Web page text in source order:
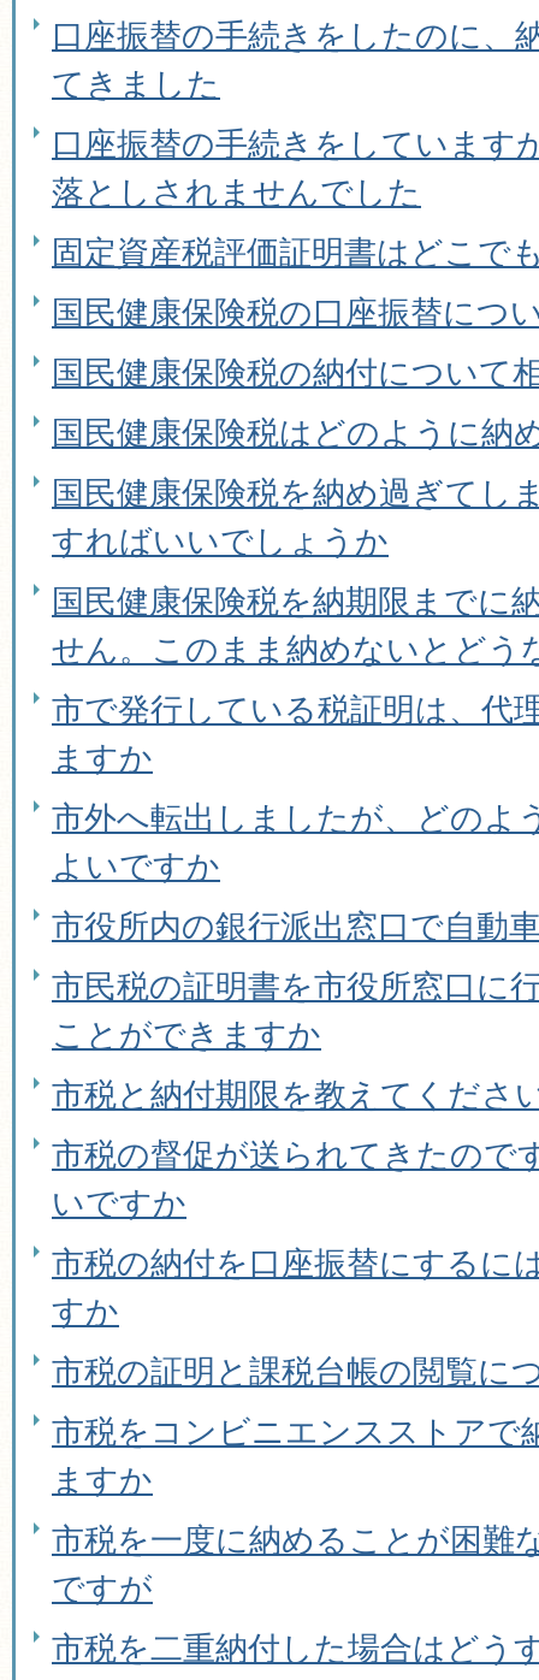
口座振替の手続きをしたのに、
てきました
口座振替の手続きをしています
落としされませんでした
固定資産税評価証明書はどこで
国民健康保険税の口座振替につ
国民健康保険税の納付について
国民健康保険税はどのように納
国民健康保険税を納め過ぎてし
すればいいでしょうか
国民健康保険税を納期限までに
せん。このまま納めないとどう
市で発行している税証明は、代
ますか
市外へ転出しましたが、どのよ
よいですか
市役所内の銀行派出窓口で自動
市民税の証明書を市役所窓口に
ことができますか
市税と納付期限を教えてくださ
市税の督促が送られてきたので
いですか
市税の納付を口座振替にするに
すか
市税の証明と課税台帳の閲覧に
市税をコンビニエンスストアで
ますか
市税を一度に納めることが困難
ですが
市税を二重納付した場合はどう